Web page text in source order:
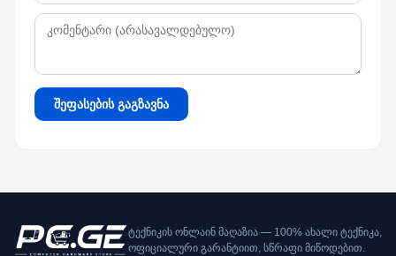
შეფასების გაგზავნა
ტექნიკის ონლაინ მაღაზია — 100% ახალი ტექნიკა,
ოფიციალური გარანტიით, სწრაფი მიწოდებით.